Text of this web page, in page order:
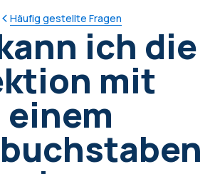
Häufig gestellte Fragen
ich die
mit
einem